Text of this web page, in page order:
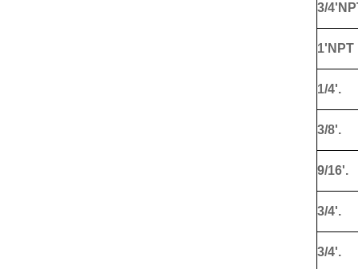
3/
1'NPT
1/4'.
3/8'.
9/16'.
3/4'.
3/4'.